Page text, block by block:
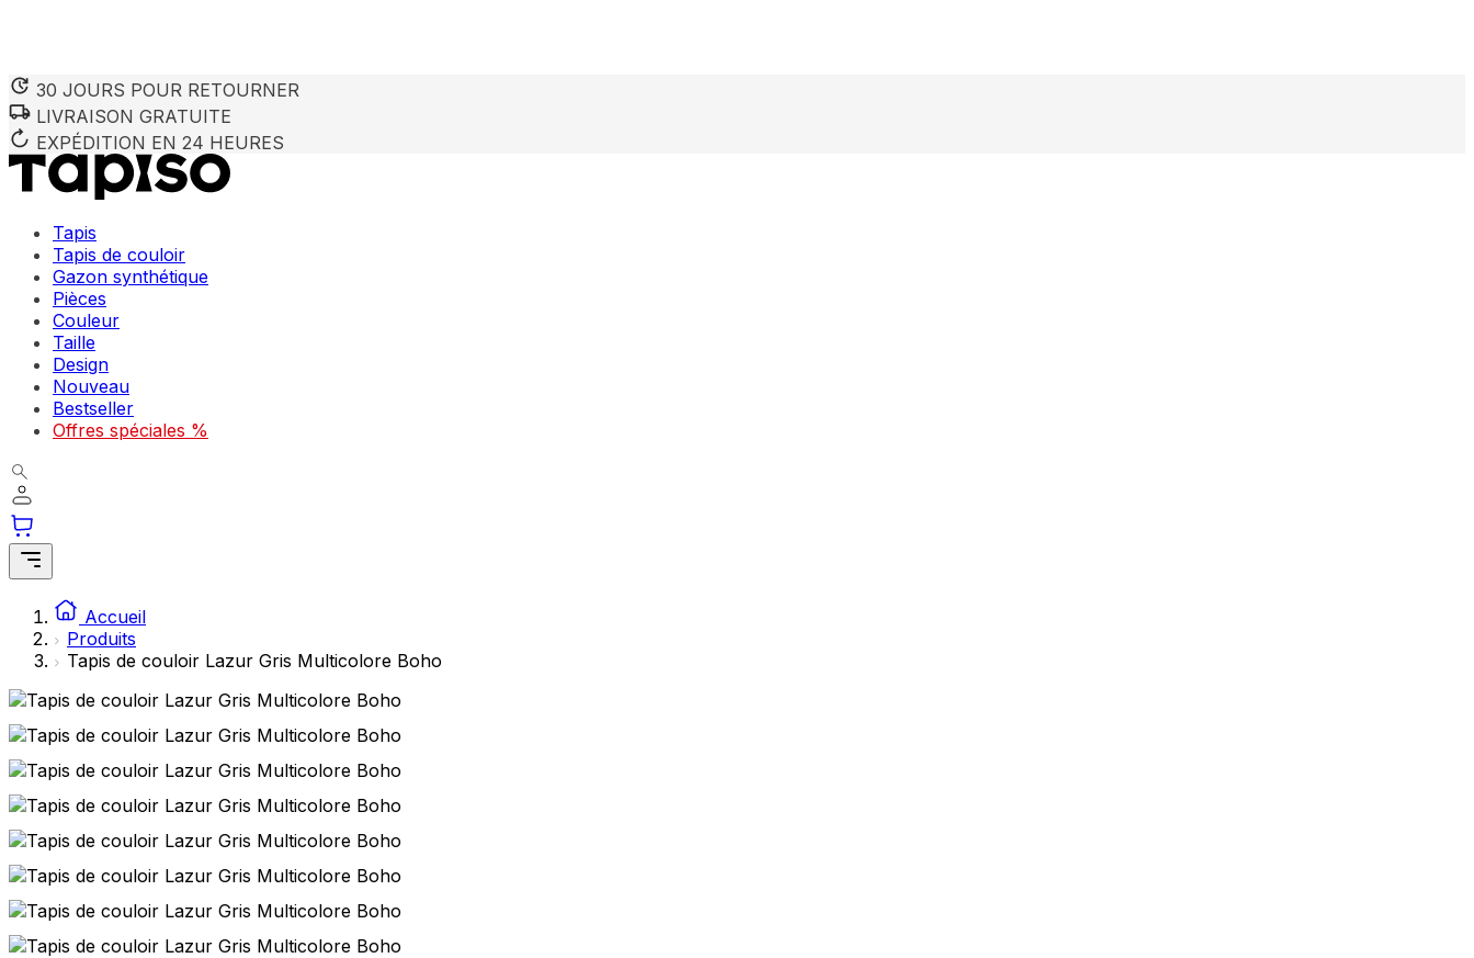
30 JOURS POUR RETOURNER
LIVRAISON GRATUITE
EXPÉDITION EN 24 HEURES
Tapis
Tapis de couloir
Gazon synthétique
Pièces
Couleur
Taille
Design
Nouveau
Bestseller
Offres spéciales %
Accueil
Produits
Tapis de couloir Lazur Gris Multicolore Boho